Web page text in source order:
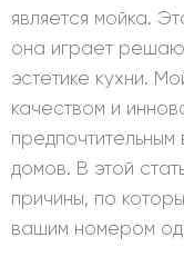
является мойка.
она играет
эстетике кухни.
качеством и
домов. В этой
причины, по
вашим номером